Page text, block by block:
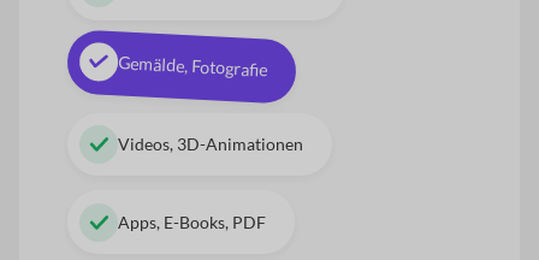
Gemälde, Fotografie
Videos, 3D-Animationen
Apps, E-Books, PDF